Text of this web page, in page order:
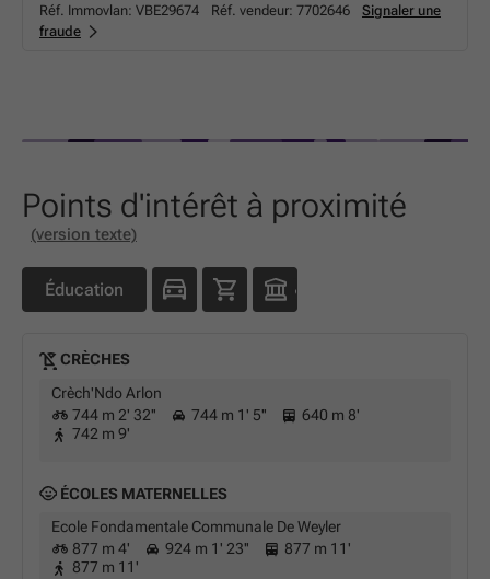
Réf. Immovlan: VBE29674 Réf. vendeur: 7702646
Signaler une
fraude
Points d'intérêt à proximité
(version texte)
Éducation
CRÈCHES
Crèch'Ndo Arlon
744 m 2' 32''
744 m 1' 5''
640 m 8'
742 m 9'
ÉCOLES MATERNELLES
Ecole Fondamentale Communale De Weyler
877 m 4'
924 m 1' 23''
877 m 11'
877 m 11'